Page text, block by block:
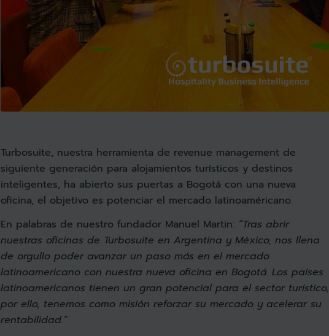
Turbosuite, nuestra herramienta de revenue management de
siguiente generación para alojamientos turísticos y destinos
inteligentes, ha abierto sus puertas a Bogotá con una nueva
oficina, el objetivo es potenciar el mercado latinoaméricano.
En palabras de nuestro fundador Manuel Martin: “Tras abrir
nuestras oficinas de Turbosuite en Argentina y México, nos llena
de orgullo poder avanzar un paso más en el mercado
latinoamericano con nuestra nueva oficina en Bogotá. Los países
latinoamericanos tienen un gran potencial para el sector turístico,
por ello, tenemos como misión reforzar su mercado y acelerar su
rentabilidad.”